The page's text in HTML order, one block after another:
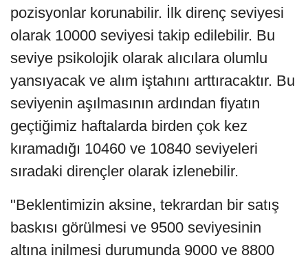
pozisyonlar korunabilir. İlk direnç seviyesi
olarak 10000 seviyesi takip edilebilir. Bu
seviye psikolojik olarak alıcılara olumlu
yansıyacak ve alım iştahını arttıracaktır. Bu
seviyenin aşılmasının ardından fiyatın
geçtiğimiz haftalarda birden çok kez
kıramadığı 10460 ve 10840 seviyeleri
sıradaki dirençler olarak izlenebilir.
"Beklentimizin aksine, tekrardan bir satış
baskısı görülmesi ve 9500 seviyesinin
altına inilmesi durumunda 9000 ve 8800